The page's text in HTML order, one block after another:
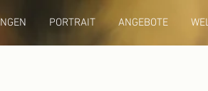
PORTRAIT ANGEBOTE